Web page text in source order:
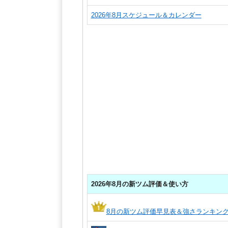
2026年8月スケジュール＆カレンダー
2026年8月の新ツム評価＆使い方
8月の新ツム評価早見表＆強さランキン